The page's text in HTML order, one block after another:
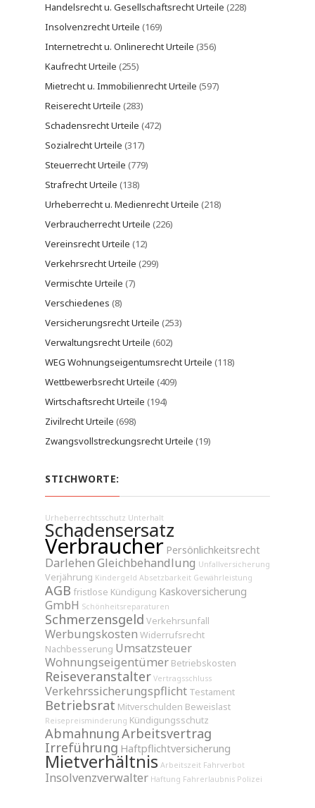
Handelsrecht u. Gesellschaftsrecht Urteile (228)
Insolvenzrecht Urteile (169)
Internetrecht u. Onlinerecht Urteile (356)
Kaufrecht Urteile (255)
Mietrecht u. Immobilienrecht Urteile (597)
Reiserecht Urteile (283)
Schadensrecht Urteile (472)
Sozialrecht Urteile (317)
Steuerrecht Urteile (779)
Strafrecht Urteile (138)
Urheberrecht u. Medienrecht Urteile (218)
Verbraucherrecht Urteile (226)
Vereinsrecht Urteile (12)
Verkehrsrecht Urteile (299)
Vermischte Urteile (7)
Verschiedenes (8)
Versicherungsrecht Urteile (253)
Verwaltungsrecht Urteile (602)
WEG Wohnungseigentumsrecht Urteile (118)
Wettbewerbsrecht Urteile (409)
Wirtschaftsrecht Urteile (194)
Zivilrecht Urteile (698)
Zwangsvollstreckungsrecht Urteile (19)
STICHWORTE:
Urheberrechtsschutz Unterhalt
Schadensersatz
Verbraucher Persönlichkeitsrecht
DarlehenGleichbehandlung Unfallversicherung
Verjährung Kindergeld Absetzbarkeit Gewährleistung
AGB fristlose Kündigung Kaskoversicherung
GmbH Schönheitsreparaturen
Schmerzensgeld Verkehrsunfall
Werbungskosten Widerrufsrecht
Nachbesserung Umsatzsteuer
Wohnungseigentümer Betriebskosten
Reiseveranstalter Vertragsschluss
Verkehrssicherungspflicht Testament
Betriebsrat Mitverschulden Beweislast
Reisepreisminderung Kündigungsschutz
AbmahnungArbeitsvertrag
Irreführung Haftpflichtversicherung
Mietverhältnis Arbeitszeit Fahrverbot
Insolvenzverwalter Haftung Fahrerlaubnis Polizei